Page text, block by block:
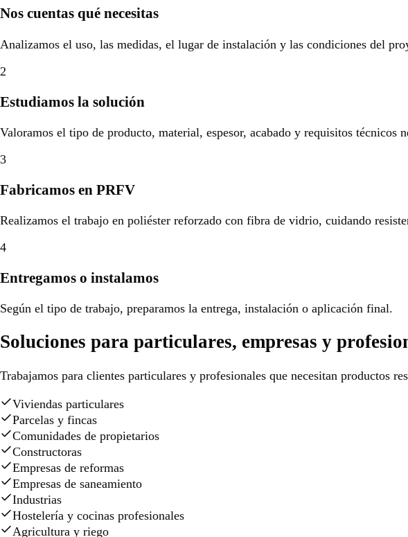
Nos cuentas qué necesitas
Analizamos el uso, las medidas, el lugar de instalación y las condiciones del
2
Estudiamos la solución
Valoramos el tipo de producto, material, espesor, acabado y requisitos técnicos
3
Fabricamos en PRFV
Realizamos el trabajo en poliéster reforzado con fibra de vidrio, cuidando
4
Entregamos o instalamos
Según el tipo de trabajo, preparamos la entrega, instalación o aplicación final.
Soluciones para particulares, empresas y
Trabajamos para clientes particulares y profesionales que necesitan productos
Viviendas particulares
Parcelas y fincas
Comunidades de propietarios
Constructoras
Empresas de reformas
Empresas de saneamiento
Industrias
Hostelería y cocinas profesionales
Agricultura y riego